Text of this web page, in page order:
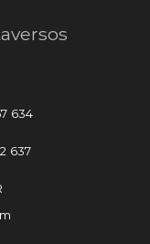
634
637